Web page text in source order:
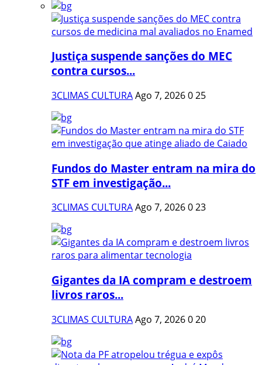
Justiça suspende sanções do MEC
contra cursos...
3CLIMAS CULTURAAgo 7, 2026025
Fundos do Master entram na mira do
STF em investigação...
3CLIMAS CULTURAAgo 7, 2026023
Gigantes da IA compram e destroem
livros raros...
3CLIMAS CULTURAAgo 7, 2026020